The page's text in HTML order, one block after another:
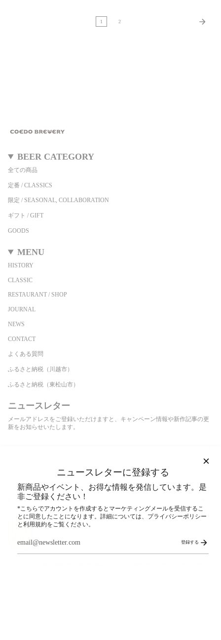
ニュースレターに登録する
新商品やイベント、お得な情報を発信しています。是
非ご登録ください！
*こちらでアカウントを作成するとマーケティングメールを受信するこ
とに同意したことになります。詳細については、プライバシーポリシー
と利用規約をご覧ください。
登録する
1 2
BEER CATEGORY
全ての商品
定番 / CLASSICS
限定 / SEASONAL, COLLABORATION
ギフト / GIFT
GOODS
MENU
HISTORY
CLASSIC
RESTAURANT / SHOP
JOURNAL
NEWS
CONTACT
よくある質問
ふるさと納税（川越市）
ふるさと納税（東松山市）
ニュースレター
メールアドレスをご登録いただけますと、キャンペーン情報や新作記事の更
新をお知らせいたします。
SNS